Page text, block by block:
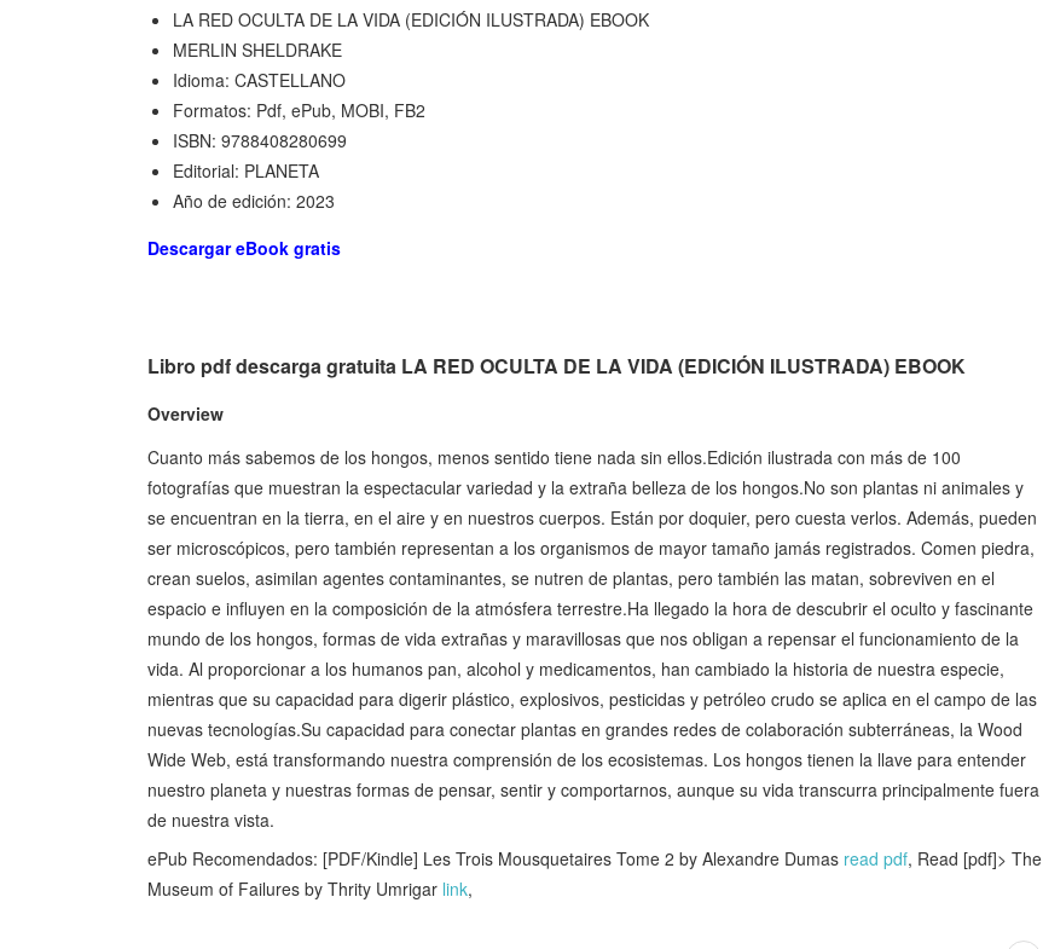
LA RED OCULTA DE LA VIDA (EDICIÓN ILUSTRADA) EBOOK
MERLIN SHELDRAKE
Idioma: CASTELLANO
Formatos: Pdf, ePub, MOBI, FB2
ISBN: 9788408280699
Editorial: PLANETA
Año de edición: 2023
Descargar eBook gratis
Libro pdf descarga gratuita LA RED OCULTA DE LA VIDA (EDICIÓN ILUSTRADA) EBOOK
Overview
Cuanto más sabemos de los hongos, menos sentido tiene nada sin ellos.Edición ilustrada con más de 100
fotografías que muestran la espectacular variedad y la extraña belleza de los hongos.No son plantas ni animales y
se encuentran en la tierra, en el aire y en nuestros cuerpos. Están por doquier, pero cuesta verlos. Además, pueden
ser microscópicos, pero también representan a los organismos de mayor tamaño jamás registrados. Comen piedra,
crean suelos, asimilan agentes contaminantes, se nutren de plantas, pero también las matan, sobreviven en el
espacio e influyen en la composición de la atmósfera terrestre.Ha llegado la hora de descubrir el oculto y fascinante
mundo de los hongos, formas de vida extrañas y maravillosas que nos obligan a repensar el funcionamiento de la
vida. Al proporcionar a los humanos pan, alcohol y medicamentos, han cambiado la historia de nuestra especie,
mientras que su capacidad para digerir plástico, explosivos, pesticidas y petróleo crudo se aplica en el campo de las
nuevas tecnologías.Su capacidad para conectar plantas en grandes redes de colaboración subterráneas, la Wood
Wide Web, está transformando nuestra comprensión de los ecosistemas. Los hongos tienen la llave para entender
nuestro planeta y nuestras formas de pensar, sentir y comportarnos, aunque su vida transcurra principalmente fuera
de nuestra vista.
ePub Recomendados: [PDF/Kindle] Les Trois Mousquetaires Tome 2 by Alexandre Dumas read pdf, Read [pdf]> The
Museum of Failures by Thrity Umrigar link,